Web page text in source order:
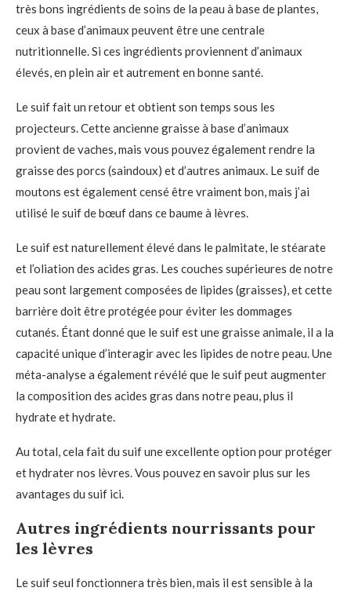
très bons ingrédients de soins de la peau à base de plantes,
ceux à base d’animaux peuvent être une centrale
nutritionnelle. Si ces ingrédients proviennent d’animaux
élevés, en plein air et autrement en bonne santé.
Le suif fait un retour et obtient son temps sous les
projecteurs. Cette ancienne graisse à base d’animaux
provient de vaches, mais vous pouvez également rendre la
graisse des porcs (saindoux) et d’autres animaux. Le suif de
moutons est également censé être vraiment bon, mais j’ai
utilisé le suif de bœuf dans ce baume à lèvres.
Le suif est naturellement élevé dans le palmitate, le stéarate
et l’oliation des acides gras. Les couches supérieures de notre
peau sont largement composées de lipides (graisses), et cette
barrière doit être protégée pour éviter les dommages
cutanés. Étant donné que le suif est une graisse animale, il a la
capacité unique d’interagir avec les lipides de notre peau. Une
méta-analyse a également révélé que le suif peut augmenter
la composition des acides gras dans notre peau, plus il
hydrate et hydrate.
Au total, cela fait du suif une excellente option pour protéger
et hydrater nos lèvres. Vous pouvez en savoir plus sur les
avantages du suif ici.
Autres ingrédients nourrissants pour
les lèvres
Le suif seul fonctionnera très bien, mais il est sensible à la